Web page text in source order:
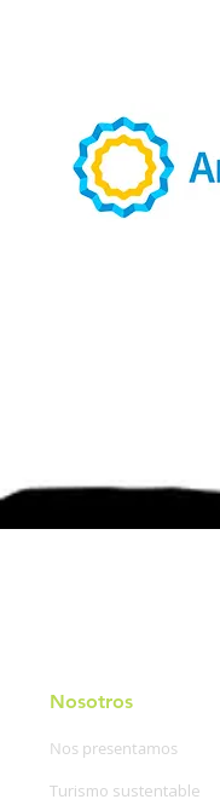
Nosotros
Nos presentamos
Turismo sustentable